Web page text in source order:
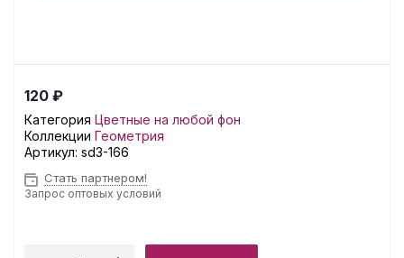
120 ₽
Категория Цветные на любой фон
Коллекции Геометрия
Артикул: sd3-166
Стать партнером!
Запрос оптовых условий